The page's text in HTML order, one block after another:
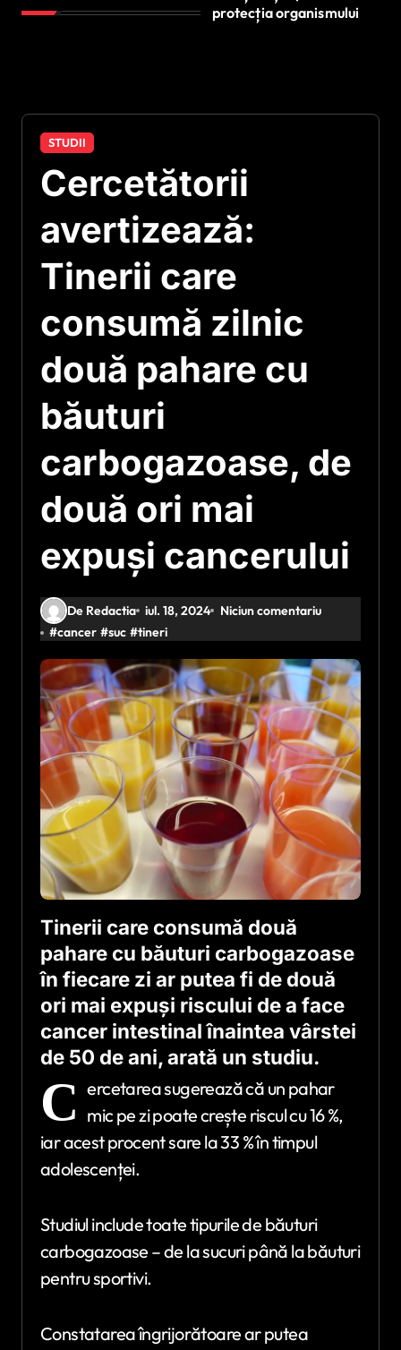
protecția organismului
STUDII
Cercetătorii
avertizează:
Tinerii care
consumă zilnic
două pahare cu
băuturi
carbogazoase, de
două ori mai
expuși cancerului
De Redactia iul. 18, 2024
Niciun comentariu
#cancer #suc #tineri
Tinerii care consumă două
pahare cu băuturi carbogazoase
în fiecare zi ar putea fi de două
ori mai expuși riscului de a face
cancer intestinal înaintea vârstei
de 50 de ani, arată un studiu.
C ercetarea sugerează că un pahar
mic pe zi poate crește riscul cu 16 %,
iar acest procent sare la 33 % în timpul
adolescenței.
Studiul include toate tipurile de băuturi
carbogazoase – de la sucuri până la băuturi
pentru sportivi.
Constatarea îngrijorătoare ar putea